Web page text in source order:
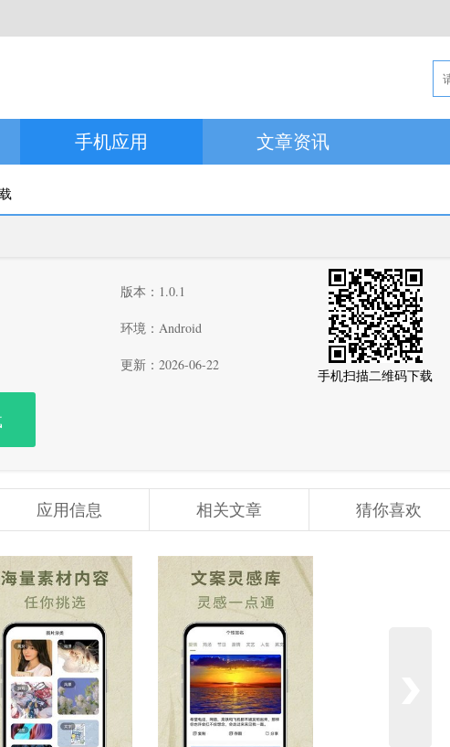
手机应用 文章资讯
版本：1.0.1
环境：Android
更新：2026-06-22
手机扫描二维码下载
应用信息 相关文章 猜你喜欢